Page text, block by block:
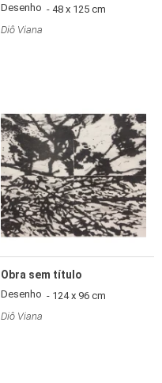
Desenho - 48 x 125 cm
Diô Viana
Obra sem título
Desenho - 124 x 96 cm
Diô Viana